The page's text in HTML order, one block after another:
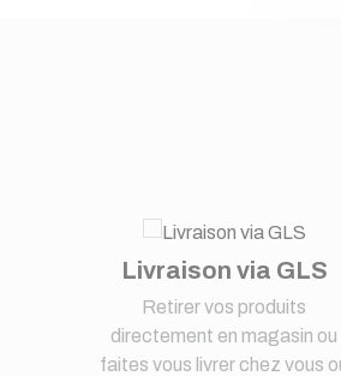
Livraison via GLS
Retirer vos produits
directement en magasin ou
faites vous livrer chez vous